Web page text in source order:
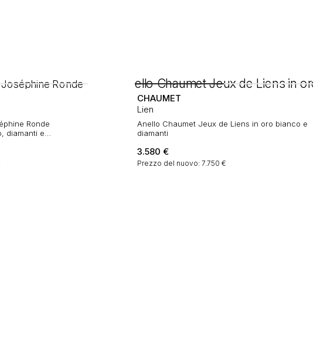
Ronde
diamanti e
CHAUMET
Lien
Anello Chaumet Jeux de Liens in oro bianco e
diamanti
3.580 €
Prezzo del nuovo: 7.750 €